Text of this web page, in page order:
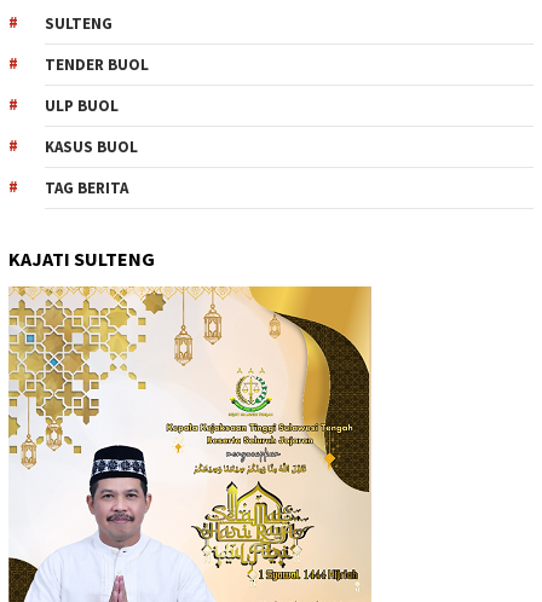
SULTENG
TENDER BUOL
ULP BUOL
KASUS BUOL
TAG BERITA
KAJATI SULTENG